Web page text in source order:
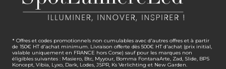
* Offres et codes promotionnels non cumulables avec d'autres offres et à partir
de 150€ HT d'achat minimum. Livraison offerte dès 500€ HT d'achat (prix initial,
valable uniquement en FRANCE hors Corse) sauf pour les marques non
éligibles suivantes : Masiero, Btc, Myyour, Bomma FontanaArte, Zad, Slide, BPS
Koncept, Vibia, Lyxo, Dark, Lodes, JSPR, Ks Verlichting et New Garden.